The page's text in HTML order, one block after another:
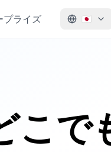
プライズ 🇯🇵
こで